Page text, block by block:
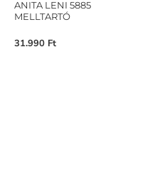
ANITA LENI 5885
MELLTARTÓ
31.990 Ft